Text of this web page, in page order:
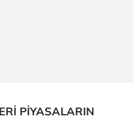
PİYASALARIN